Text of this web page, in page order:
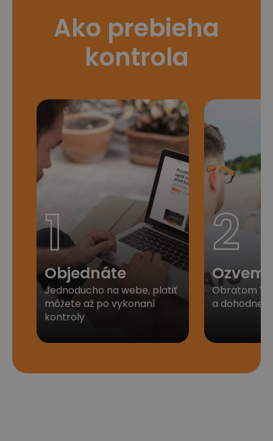
Ako prebieha
kontrola
1
Objednáte
Jednoducho na webe, platiť
môžete až po vykonaní
kontroly
2
Obratom
a